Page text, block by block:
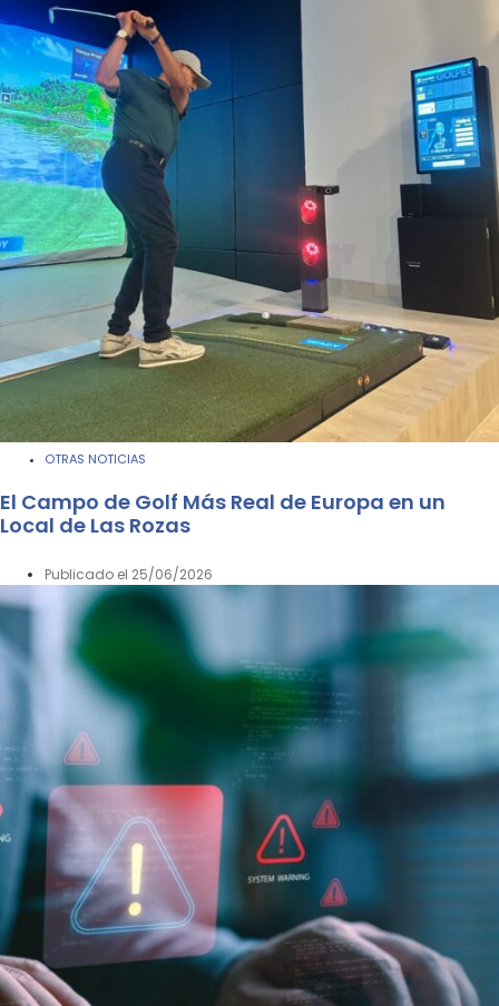
OTRAS NOTICIAS
El Campo de Golf Más Real de Europa en un
Local de Las Rozas
Publicado el 25/06/2026